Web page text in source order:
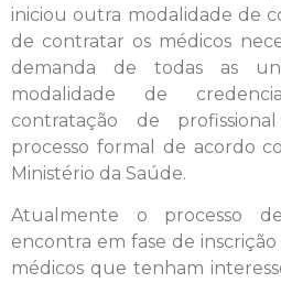
iniciou outra modalidade de
de contratar os médicos
demanda de todas as
modalidade de
contratação de
processo formal de acordo
Ministério da Saúde.
Atualmente o processo
encontra em fase de
médicos que tenham